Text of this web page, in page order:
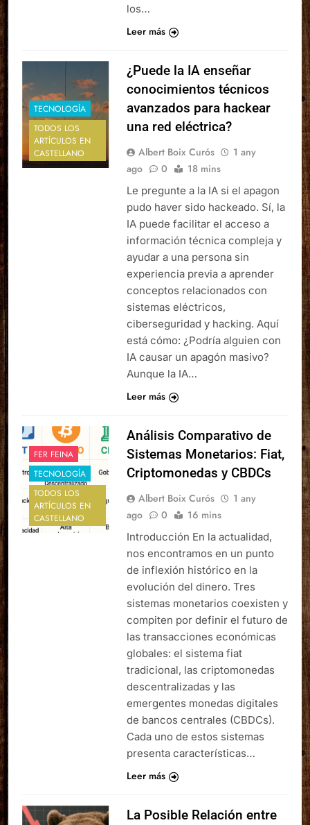
los…
Leer más
TECNOLOGÍA
TODOS LOS
ARTÍCULOS EN
CASTELLANO
¿Puede la IA enseñar
conocimientos técnicos
avanzados para hackear
una red eléctrica?
Albert Boix Curós
1 any
ago
0 18 mins
Le pregunte a la IA si el apagon
pudo haver sido hackeado. Sí, la
IA puede facilitar el acceso a
información técnica compleja y
ayudar a una persona sin
experiencia previa a aprender
conceptos relacionados con
sistemas eléctricos,
ciberseguridad y hacking. Aquí
está cómo: ¿Podría alguien con
IA causar un apagón masivo?
Aunque la IA…
Leer más
FER FEINA
TECNOLOGÍA
TODOS LOS
ARTÍCULOS EN
CASTELLANO
Análisis Comparativo de
Sistemas Monetarios: Fiat,
Criptomonedas y CBDCs
Albert Boix Curós
1 any
ago
0 16 mins
Introducción En la actualidad,
nos encontramos en un punto
de inflexión histórico en la
evolución del dinero. Tres
sistemas monetarios coexisten y
compiten por definir el futuro de
las transacciones económicas
globales: el sistema fiat
tradicional, las criptomonedas
descentralizadas y las
emergentes monedas digitales
de bancos centrales (CBDCs).
Cada uno de estos sistemas
presenta características…
Leer más
La Posible Relación entre